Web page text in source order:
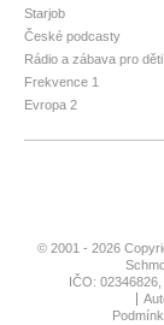
Starjob
České podcasty
Rádio a zábava pro děti
Frekvence 1
Evropa 2
© 2001 - 2026
IČO: